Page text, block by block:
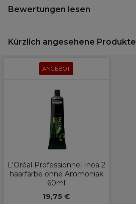
Bewertungen lesen
Kürzlich angesehene Produkte
ANGEBOT
L'Oréal Professionnel Inoa 2
haarfarbe ohne Ammoniak
60ml
19,75 €